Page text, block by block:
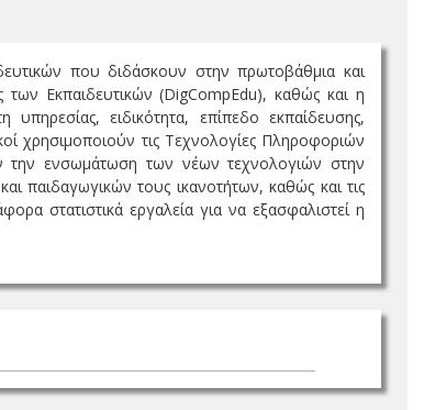
που διδάσκουν στην πρωτοβάθμια και
Εκπαιδευτικών (DigCompEdu), καθώς και η
ειδικότητα, επίπεδο εκπαίδευσης,
χρησιμοποιούν τις Τεχνολογίες Πληροφοριών
την ενσωμάτωση των νέων τεχνολογιών στην
παιδαγωγικών τους ικανοτήτων, καθώς και τις
στατιστικά εργαλεία για να εξασφαλιστεί η